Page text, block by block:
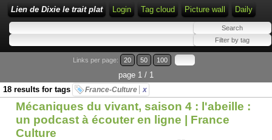
Lien de Dixie le trait plat Login Tag cloud Picture wall Daily
Links per page: 20 50 100
page 1 / 1
18 results for tags
France-Culture x
Mécaniques du vivant, saison 4 : l'abeille :
un podcast à écouter en ligne | France
Culture